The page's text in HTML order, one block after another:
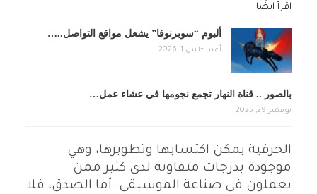
اقرأ ايضًا
ألبوم “سوبرنوفا” يشعل مواقع التواصل..…
أغسطس 1, 2026
بالصور .. قناة النهار تجمع نجومها في عشاء عمل…
نوفمبر 29, 2025
الحرفية يمكن اكتسابها وتطويرها، وهي
موجودة بدرجات متفاوتة لدى كثير ممن
يعملون في صناعة الموسيقى. أما الصدق، فلا